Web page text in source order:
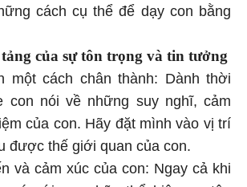
cách cụ thể để dạy con bằng
của sự tôn trọng và tin tưởng
một cách chân thành: Dành thời
con nói về những suy nghĩ, cảm
của con. Hãy đặt mình vào vị trí
được thế giới quan của con.
và cảm xúc của con: Ngay cả khi